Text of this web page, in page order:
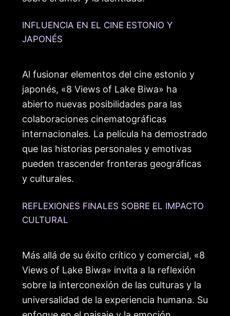
INFLUENCIA EN EL CINE ESTONIO Y
JAPONÉS
Al fusionar elementos del cine estonio y
japonés, «8 Views of Lake Biwa» ha
abierto nuevas posibilidades para las
colaboraciones cinematográficas
internacionales. La película ha demostrado
que las historias personales y emotivas
pueden trascender fronteras geográficas
y culturales.
REFLEXIONES FINALES SOBRE EL IMPACTO
CULTURAL
Más allá de su éxito crítico y comercial, «8
Views of Lake Biwa» invita a la reflexión
sobre la interconexión de las culturas y la
universalidad de la experiencia humana. Su